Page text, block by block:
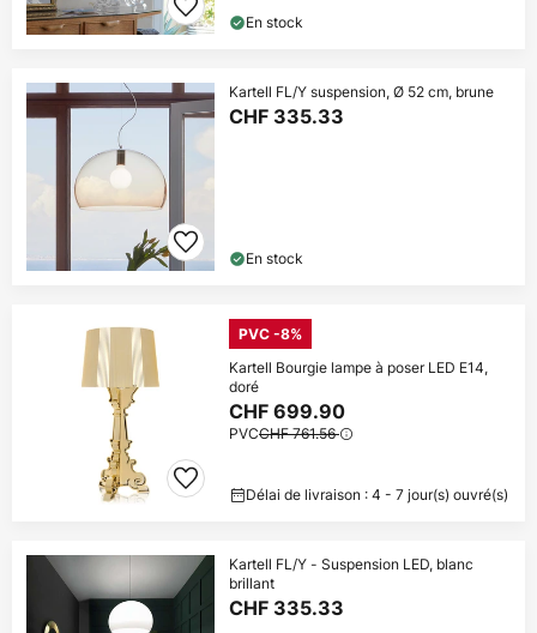
En stock
Kartell FL/Y suspension, Ø 52 cm, brune
CHF 335.33
En stock
PVC -8%
Kartell Bourgie lampe à poser LED E14,
doré
CHF 699.90
PVCCHF 761.56
Délai de livraison : 4 - 7 jour(s) ouvré(s)
Kartell FL/Y - Suspension LED, blanc
brillant
CHF 335.33